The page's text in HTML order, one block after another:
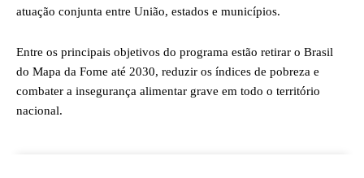
atuação conjunta entre União, estados e municípios.
Entre os principais objetivos do programa estão retirar o Brasil
do Mapa da Fome até 2030, reduzir os índices de pobreza e
combater a insegurança alimentar grave em todo o território
nacional.